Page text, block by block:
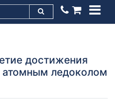
достижения
атомным ледоколом